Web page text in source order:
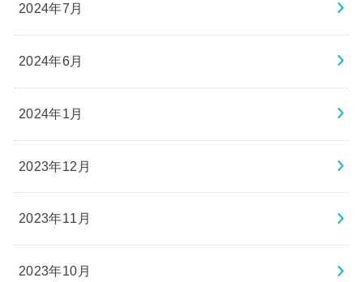
2024年7月
2024年6月
2024年1月
2023年12月
2023年11月
2023年10月